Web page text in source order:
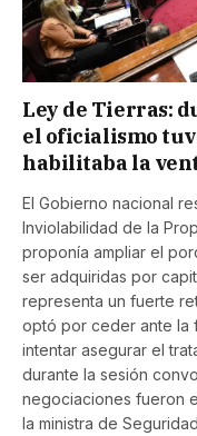
Ley de Tierras:
el oficialismo
habilitaba la
El Gobierno nacional
Inviolabilidad de la
proponía ampliar el
ser adquiridas por
representa un fuerte
optó por ceder ante la
intentar asegurar el
durante la sesión
negociaciones fueron
la ministra de